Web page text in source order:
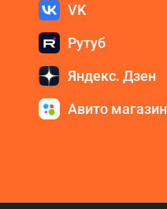
VK
Рутуб
Яндекс. Дзен
Авито магазин